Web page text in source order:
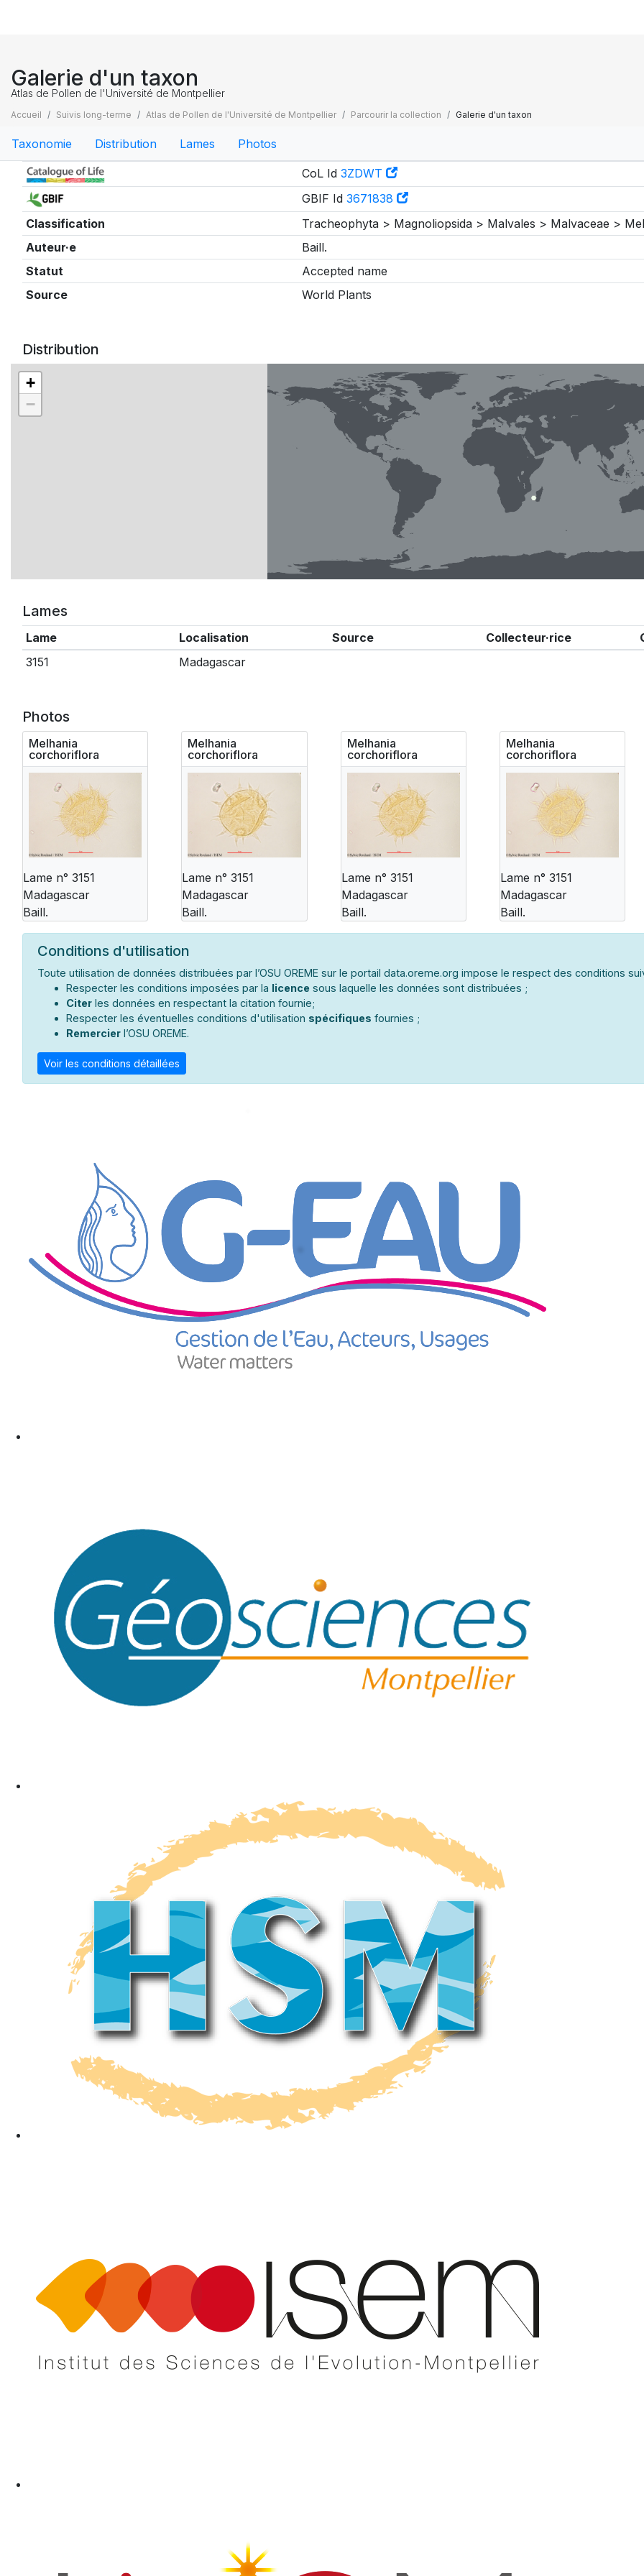
Galerie d'un taxon
Atlas de Pollen de l'Université de Montpellier
Accueil Suivis long-terme Atlas de Pollen de l'Université de Montpellier Parcourir la collection Galerie d'un taxon
Taxonomie Distribution Lames Photos
Taxonomie
CoL Id 3ZDWT
GBIF Id 3671838
Classification
Tracheophyta > Magnoliopsida > Malvales > Malvaceae >
Auteur·e
Baill.
Statut
Accepted name
Source
World Plants
Distribution
+
−
Lames
Lame Localisation Source Collecteur·rice
3151
Madagascar
Photos
Melhania
corchoriflora
Lame n° 3151
Madagascar
Baill.
Melhania
corchoriflora
Lame n° 3151
Madagascar
Baill.
Melhania
corchoriflora
Lame n° 3151
Madagascar
Baill.
Melhania
corchoriflora
Lame n° 3151
Madagascar
Baill.
Conditions d'utilisation
Toute utilisation de données distribuées par l’OSU OREME sur le portail data.oreme.org impose le respect des conditions
Respecter les conditions imposées par la licence sous laquelle les données sont distribuées ;
Citer les données en respectant la citation fournie;
Respecter les éventuelles conditions d'utilisation spécifiques fournies ;
Remercier l’OSU OREME.
Voir les conditions détaillées